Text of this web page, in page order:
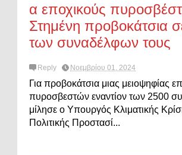
α εποχικούς
Στημένη προβοκάτσια
των συναδέλφων τους
Reply Νοεμβρίου 01, 2024
Για προβοκάτσια μιας μειοψηφίας
πυροσβεστών εναντίον των 2500
μίλησε ο Υπουργός Κλιματικής
Πολιτικής Προστασί...